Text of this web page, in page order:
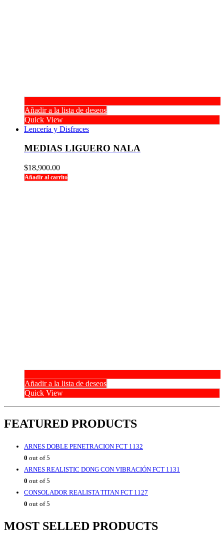
Añadir a la lista de deseos
Quick View
Lencería y Disfraces
MEDIAS LIGUERO NALA
$18,900.00
Añadir al carrito
Añadir a la lista de deseos
Quick View
FEATURED PRODUCTS
ARNES DOBLE PENETRACION FCT 1132
0 out of 5
ARNES REALISTIC DONG CON VIBRACIÓN FCT 1131
0 out of 5
CONSOLADOR REALISTA TITAN FCT 1127
0 out of 5
MOST SELLED PRODUCTS